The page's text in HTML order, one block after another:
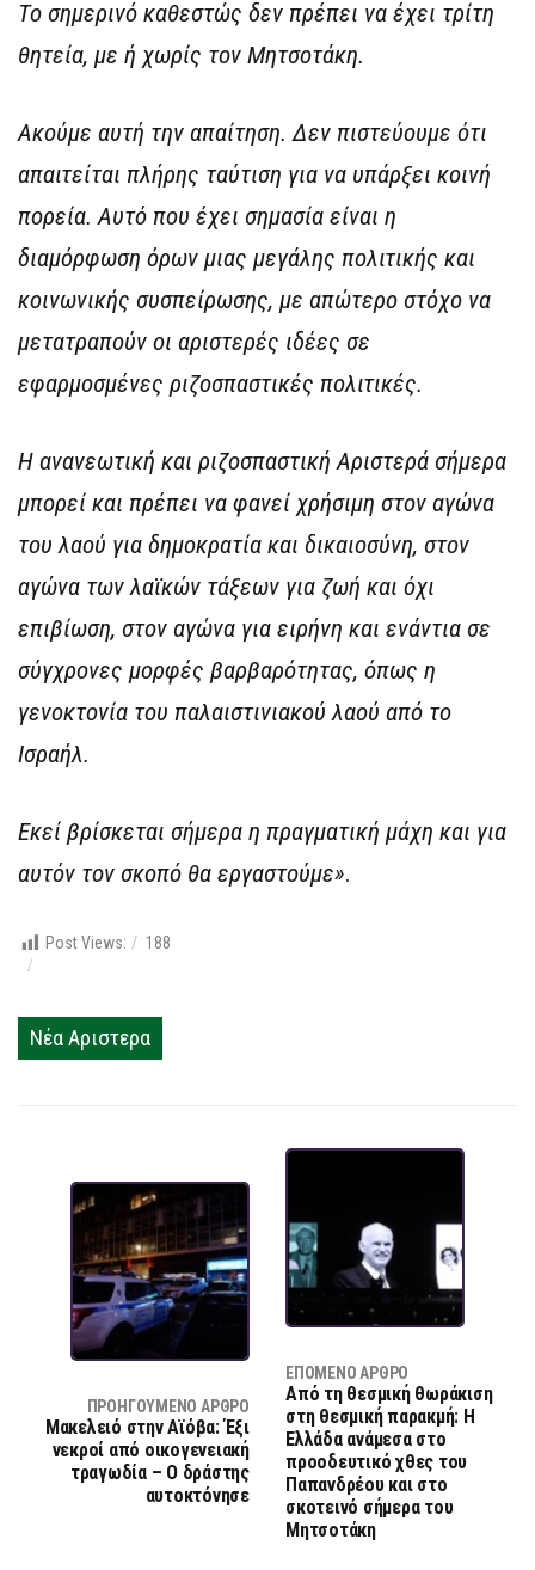
Το σημερινό καθεστώς δεν πρέπει να έχει τρίτη
θητεία, με ή χωρίς τον Μητσοτάκη.
Ακούμε αυτή την απαίτηση. Δεν πιστεύουμε ότι
απαιτείται πλήρης ταύτιση για να υπάρξει κοινή
πορεία. Αυτό που έχει σημασία είναι η
διαμόρφωση όρων μιας μεγάλης πολιτικής και
κοινωνικής συσπείρωσης, με απώτερο στόχο να
μετατραπούν οι αριστερές ιδέες σε
εφαρμοσμένες ριζοσπαστικές πολιτικές.
Η ανανεωτική και ριζοσπαστική Αριστερά σήμερα
μπορεί και πρέπει να φανεί χρήσιμη στον αγώνα
του λαού για δημοκρατία και δικαιοσύνη, στον
αγώνα των λαϊκών τάξεων για ζωή και όχι
επιβίωση, στον αγώνα για ειρήνη και ενάντια σε
σύγχρονες μορφές βαρβαρότητας, όπως η
γενοκτονία του παλαιστινιακού λαού από το
Ισραήλ.
Εκεί βρίσκεται σήμερα η πραγματική μάχη και για
αυτόν τον σκοπό θα εργαστούμε».
Post Views: 188
Νέα Αριστερα
ΠΡΟΗΓΟΎΜΕΝΟ ΆΡΘΡΟ
Μακελειό στην Αϊόβα: Έξι
νεκροί από οικογενειακή
τραγωδία – Ο δράστης
αυτοκτόνησε
ΕΠΌΜΕΝΟ ΆΡΘΡΟ
Από τη θεσμική θωράκιση
στη θεσμική παρακμή: Η
Ελλάδα ανάμεσα στο
προοδευτικό χθες του
Παπανδρέου και στο
σκοτεινό σήμερα του
Μητσοτάκη